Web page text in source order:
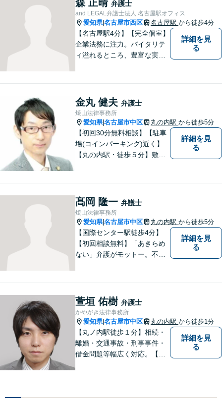
森 正晴 弁護士
and LEGAL弁護士法人 名古屋駅オフィス
愛知県|名古屋市西区 名古屋駅 から徒歩4分
【名古屋駅4分】【完全個室】
企業法務に注力。バイタリテ
ィ溢れるところ、豊富な実
い。
詳細を見
る
金丸 健夫 弁護士
焼山法律事務所
愛知県|名古屋市中区 丸の内駅 から徒歩5分
【初回30分無料相談】【駐車
場(コインパーキング)近く】
【丸の内駅・徒歩５分】敷居
を常に心がけています。 一人
でお悩みを抱え込まず、まず
はご相談を。
詳細を見
る
髙岡 隆一 弁護士
焼山法律事務所
愛知県|名古屋市中区 丸の内駅 から徒歩5分
【国際センター駅徒歩4分】
【初回相談無料】「あきらめ
ない」弁護がモットー。不動
ださい。共に明るい未来を切
り開いていきましょう。【近
隣駐車場あり】
詳細を見
る
萱垣 佑樹 弁護士
かやがき法律事務所
愛知県|名古屋市中区 丸の内駅 から徒歩1分
【丸ノ内駅徒歩１分】相続・
離婚・交通事故・刑事事件・
借金問題等幅広く対応。【迅
詳細を見
る